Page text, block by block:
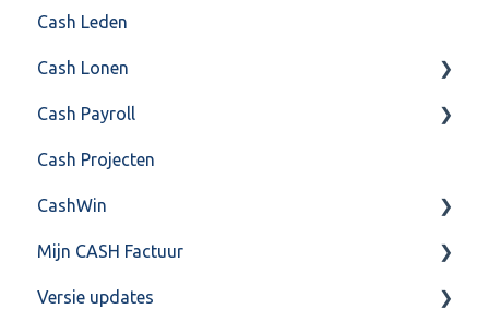
Instellingen
Algemeen
Formulierlayout
Inkoop
Verkoop
Voorraad
Overig
VoorraadService & Onderhoud
Cash Leden
Cash Lonen
Algemeen
Inrichting
Jaarafsluiting
Salarisberekening
Overig
Cash Payroll
Aangifte
Algemeen
Basis Training
Berekening
Cash Projecten
CashWin
Overig
Mijn CASH Factuur
Facturatie Loonportal( CASH Lonen)
Versie updates